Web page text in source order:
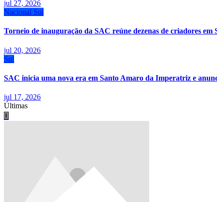
jul 27, 2026
Nacional Sul
Torneio de inauguração da SAC reúne dezenas de criadores
jul 20, 2026
Sul
SAC inicia uma nova era em Santo Amaro da Imperatriz e
jul 17, 2026
Últimas